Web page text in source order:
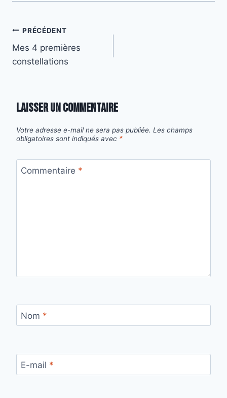
Navigation
de
PRÉCÉDENT
Mes 4 premières
constellations
Laisser un commentaire
Votre adresse e-mail ne sera pas publiée. Les champs
obligatoires sont indiqués avec *
Commentaire *
Nom *
E-mail *